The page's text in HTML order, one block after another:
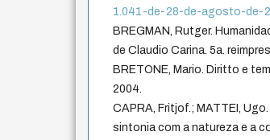
1.041-de-28-de-agosto-de-
BREGMAN, Rutger.
de Claudio Carina. 5a.
BRETONE, Mario. Diritto e
2004.
CAPRA, Fritjof.; MATTEI,
sintonia com a natureza e a